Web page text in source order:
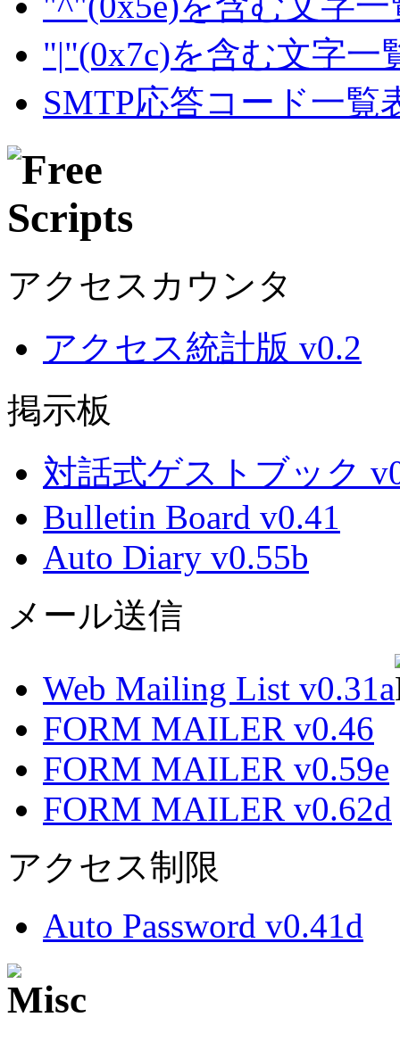
"|"(0x7c)を含む文字一
SMTP応答コード一覧
アクセスカウンタ
アクセス統計版 v0.2
掲示板
対話式ゲストブック
Bulletin Board v0.41
Auto Diary v0.55b
メール送信
Web Mailing List v0.31a
FORM MAILER v0.46
FORM MAILER v0.59e
FORM MAILER v0.62d
アクセス制限
Auto Password v0.41d